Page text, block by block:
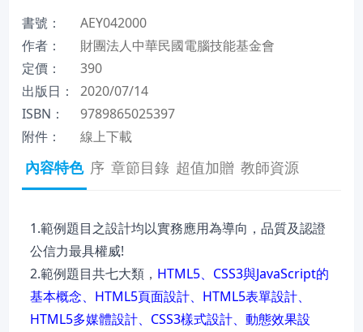
書號：
AEY042000
作者：
財團法人中華民國電腦技能基金會
定價：
390
出版日：
2020/07/14
ISBN：
9789865025397
附件：
線上下載
內容特色 序 章節目錄 超值加贈 教師資源
1.範例題目之設計均以實務應用為導向，品質及認證
公信力最具權威!
2.範例題目共七大類， HTML5、CSS3與JavaScript的
基本概念、HTML5頁面設計、HTML5表單設計、
HTML5多媒體設計、CSS3樣式設計、動態效果設